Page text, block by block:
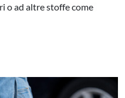
o ad altre stoffe come